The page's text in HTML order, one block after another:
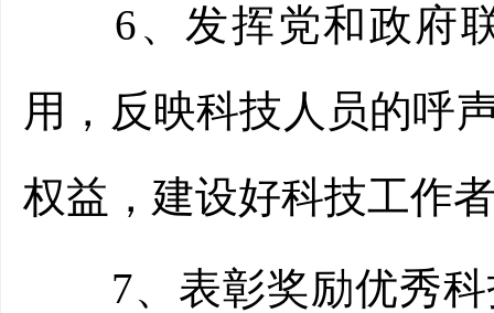
6、发挥党和政府联
用，反映科技人员的呼
权益，建设好科技工作
7、表彰奖励优秀科